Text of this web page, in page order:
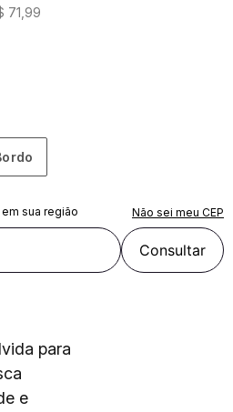
71 99
sua região Não sei meu CEP
Consultar
para
e